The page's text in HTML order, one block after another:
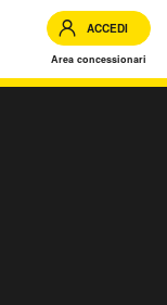
ACCEDI
Area concessionari